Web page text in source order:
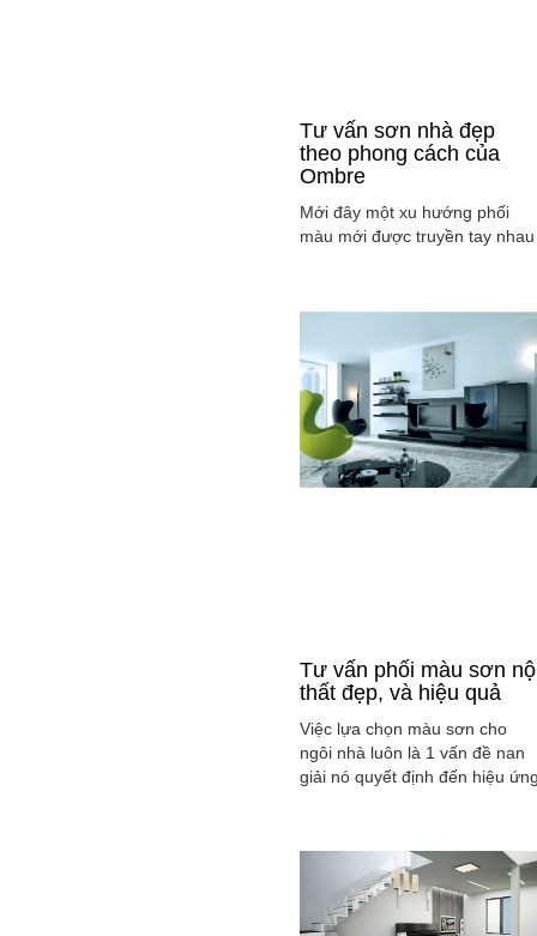
Tư vấn sơn nhà đẹp
theo phong cách của
Ombre
Mới đây một xu hướng phối
màu mới được truyền tay nhau
Ombre, cách phối màu sắc tinh
tế sao cho màu sắc chuyển
từ tông nhạt sang đậm, từ
sang tối hay ngược lại. Cùng
tìm hiểu phong các này qua
việc ...
Tư vấn phối màu sơn
thất đẹp, và hiệu quả
Việc lựa chọn màu sơn cho
ngôi nhà luôn là 1 vấn đề nan
giải nó quyết định đến hiệu
của gia đình bạn.